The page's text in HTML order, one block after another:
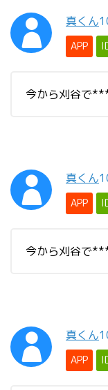
真くん
APP
今から刈谷で
真くん
APP
今から刈谷で
真くん
APP